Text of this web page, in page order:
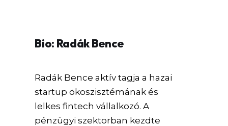
Bio: Radák Bence
Radák Bence aktív tagja a hazai
startup ökoszisztémának és
lelkes fintech vállalkozó. A
pénzügyi szektorban kezdte